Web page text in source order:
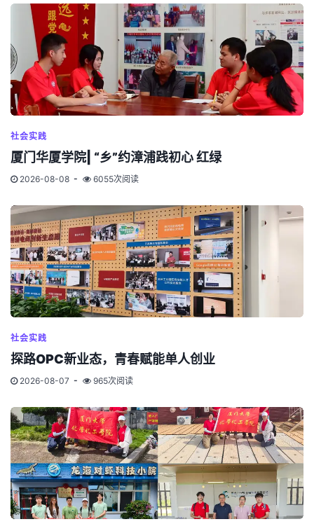
社会实践
厦门华厦学院| “乡”约漳浦践初心 红绿
2026-08-08 6055次阅读
社会实践
探路OPC新业态，青春赋能单人创业
2026-08-07 965次阅读